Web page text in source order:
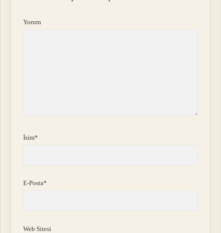
Yorum
İsim*
E-Posta*
Web Sitesi